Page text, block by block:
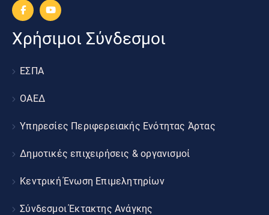
Χρήσιμοι Σύνδεσμοι
ΕΣΠΑ
ΟΑΕΔ
Υπηρεσίες Περιφερειακής Ενότητας Άρτας
Δημοτικές επιχειρήσεις & οργανισμοί
Κεντρική Ένωση Επιμελητηρίων
Σύνδεσμοι Έκτακτης Ανάγκης